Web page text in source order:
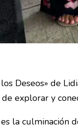
Deseos» de
explorar y
la culminación